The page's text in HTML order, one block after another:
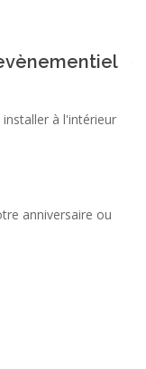
à l'intérieur
anniversaire ou